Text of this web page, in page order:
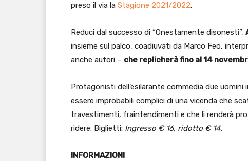
preso il via la Stagione 2021/2022.
Reduci dal successo di “Onestamente disonesti”,
insieme sul palco, coadiuvati da Marco Feo,
anche autori – che replicherà fino al 14
Protagonisti dell’esilarante commedia due
essere improbabili complici di una vicenda che
travestimenti, fraintendimenti e che li renderà
ridere. Biglietti: Ingresso € 16, ridotto € 14.
INFORMAZIONI